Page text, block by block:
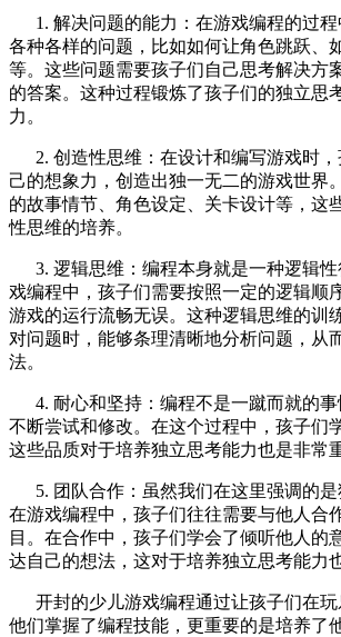
1. 解决问题的能力：在游戏编程的过程
各种各样的问题，比如如何让角色跳跃、
等。这些问题需要孩子们自己思考解决方
的答案。这种过程锻炼了孩子们的独立思
力。
2. 创造性思维：在设计和编写游戏时，
己的想象力，创造出独一无二的游戏世界
的故事情节、角色设定、关卡设计等，这
性思维的培养。
3. 逻辑思维：编程本身就是一种逻辑性
戏编程中，孩子们需要按照一定的逻辑顺
游戏的运行流畅无误。这种逻辑思维的训
对问题时，能够条理清晰地分析问题，从
法。
4. 耐心和坚持：编程不是一蹴而就的事
不断尝试和修改。在这个过程中，孩子们
这些品质对于培养独立思考能力也是非常
5. 团队合作：虽然我们在这里强调的是
在游戏编程中，孩子们往往需要与他人合
目。在合作中，孩子们学会了倾听他人的
达自己的想法，这对于培养独立思考能力
开封的少儿游戏编程通过让孩子们在玩
他们掌握了编程技能，更重要的是培养了